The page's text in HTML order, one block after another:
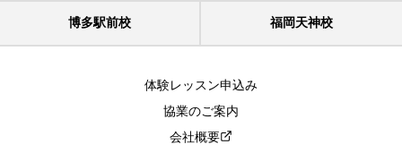
博多駅前校 福岡天神校
体験レッスン申込み
協業のご案内
会社概要